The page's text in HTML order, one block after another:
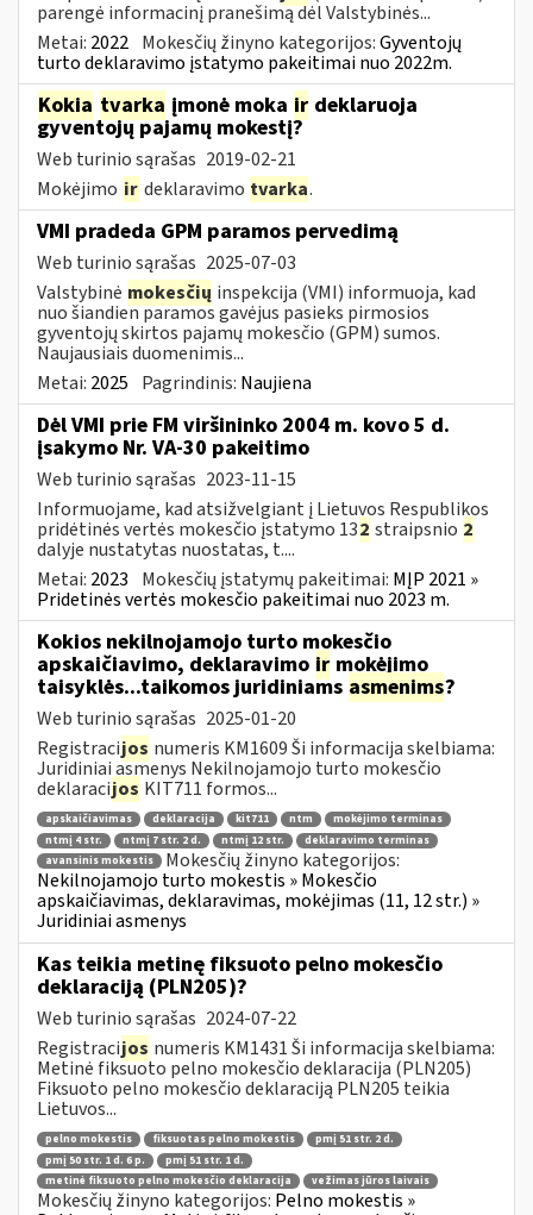
parengė informacinį pranešimą dėl Valstybinės...
Metai: 2022 Mokesčių žinyno kategorijos:Gyventojų
turto deklaravimo įstatymo pakeitimai nuo 2022m.
Kokia tvarka įmonė moka ir deklaruoja
gyventojų pajamų mokestį?
Web turinio sąrašas 2019-02-21
Mokėjimo ir deklaravimo tvarka.
VMI pradeda GPM paramos pervedimą
Web turinio sąrašas 2025-07-03
Valstybinė mokesčių inspekcija (VMI) informuoja, kad
nuo šiandien paramos gavėjus pasieks pirmosios
gyventojų skirtos pajamų mokesčio (GPM) sumos.
Naujausiais duomenimis...
Metai: 2025 Pagrindinis: Naujiena
Dėl VMI prie FM viršininko 2004 m. kovo 5 d.
įsakymo Nr. VA-30 pakeitimo
Web turinio sąrašas 2023-11-15
Informuojame, kad atsižvelgiant į Lietuvos Respublikos
pridėtinės vertės mokesčio įstatymo 132 straipsnio 2
dalyje nustatytas nuostatas, t....
Metai: 2023 Mokesčių įstatymų pakeitimai: MĮP 2021 »
Pridetinės vertės mokesčio pakeitimai nuo 2023 m.
Kokios nekilnojamojo turto mokesčio
apskaičiavimo, deklaravimo ir mokėjimo
taisyklės...taikomos juridiniams asmenims?
Web turinio sąrašas 2025-01-20
Registracijos numeris KM1609 Ši informacija skelbiama:
Juridiniai asmenys Nekilnojamojo turto mokesčio
deklaracijos KIT711 formos...
apskaičiavimas deklaracija kit711 ntm
mokėjimo terminas
ntmį 4 str.
ntmį 7 str. 2 d. ntmį 12 str.
deklaravimo terminas
avansinis mokestis
Mokesčių žinyno kategorijos:
Nekilnojamojo turto mokestis » Mokesčio
apskaičiavimas, deklaravimas, mokėjimas (11, 12 str.) »
Juridiniai asmenys
Kas teikia metinę fiksuoto pelno mokesčio
deklaraciją (PLN205)?
Web turinio sąrašas 2024-07-22
Registracijos numeris KM1431 Ši informacija skelbiama:
Metinė fiksuoto pelno mokesčio deklaracija (PLN205)
Fiksuoto pelno mokesčio deklaraciją PLN205 teikia
Lietuvos...
pelno mokestis fiksuotas pelno mokestis
pmį 51 str. 2 d.
pmį 50 str. 1 d. 6 p.
pmį 51 str. 1 d.
metinė fiksuoto pelno mokesčio deklaracija
vežimas jūros laivais
Mokesčių žinyno kategorijos: Pelno mokestis »